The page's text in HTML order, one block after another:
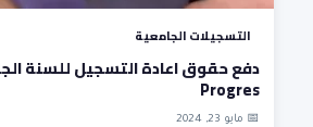
التسجيلات الجامعية
Progres
📅 مايو 23, 2024